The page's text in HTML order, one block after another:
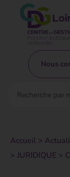
Nous
Accueil >
> JURIDIQUE >